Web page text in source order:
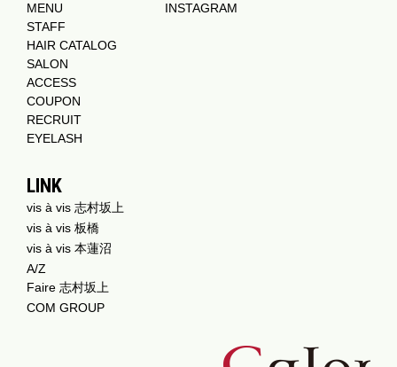
MENU
STAFF
HAIR CATALOG
SALON
ACCESS
COUPON
RECRUIT
EYELASH
INSTAGRAM
LINK
vis à vis 志村坂上
vis à vis 板橋
vis à vis 本蓮沼
A/Z
Faire 志村坂上
COM GROUP